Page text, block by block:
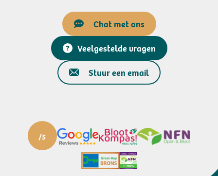
Chat met ons
Veelgestelde vragen
Stuur een email